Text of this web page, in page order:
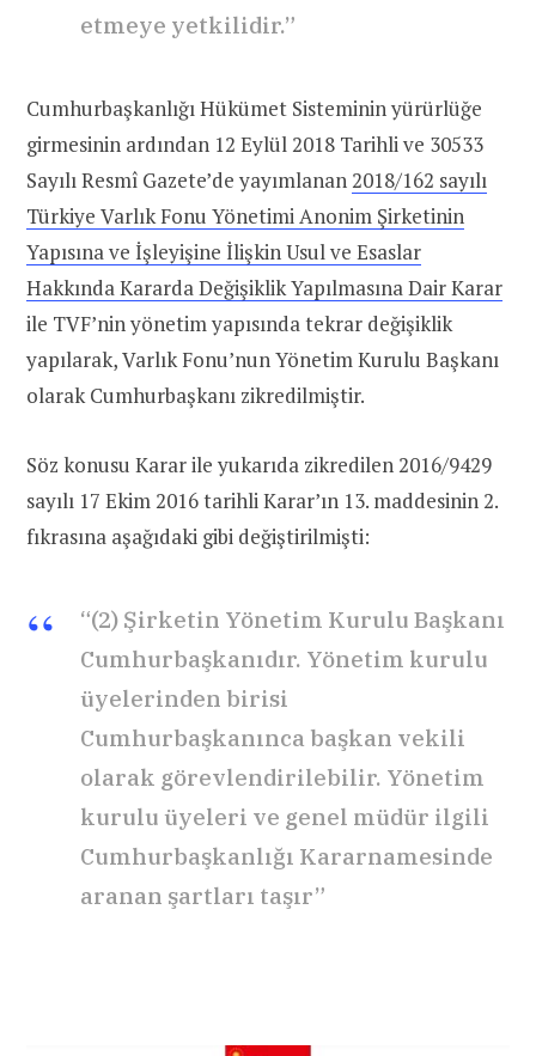
etmeye yetkilidir.”
Cumhurbaşkanlığı Hükümet Sisteminin yürürlüğe
girmesinin ardından 12 Eylül 2018 Tarihli ve 30533
Sayılı Resmî Gazete’de yayımlanan 2018/162 sayılı
Türkiye Varlık Fonu Yönetimi Anonim Şirketinin
Yapısına ve İşleyişine İlişkin Usul ve Esaslar
Hakkında Kararda Değişiklik Yapılmasına Dair Karar
ile TVF’nin yönetim yapısında tekrar değişiklik
yapılarak, Varlık Fonu’nun Yönetim Kurulu Başkanı
olarak Cumhurbaşkanı zikredilmiştir.
Söz konusu Karar ile yukarıda zikredilen 2016/9429
sayılı 17 Ekim 2016 tarihli Karar’ın 13. maddesinin 2.
fıkrasına aşağıdaki gibi değiştirilmişti:
“(2) Şirketin Yönetim Kurulu Başkanı
Cumhurbaşkanıdır. Yönetim kurulu
üyelerinden birisi
Cumhurbaşkanınca başkan vekili
olarak görevlendirilebilir. Yönetim
kurulu üyeleri ve genel müdür ilgili
Cumhurbaşkanlığı Kararnamesinde
aranan şartları taşır”